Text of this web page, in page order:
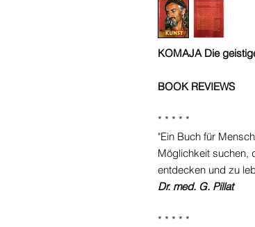
KOMAJA Die
BOOK REVIEWS
* * * * *
"Ein Buch für
Möglichkeit suchen,
entdecken und zu
Dr. med. G. Pillat
* * * * *